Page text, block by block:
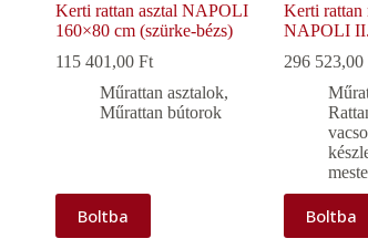
Kerti rattan asztal NAPOLI
160×80 cm (szürke-bézs)
115 401,00Ft
Műrattan asztalok,
Műrattan bútorok
Boltba
Kerti rattan
NAPOLI
296 523,00
Boltba